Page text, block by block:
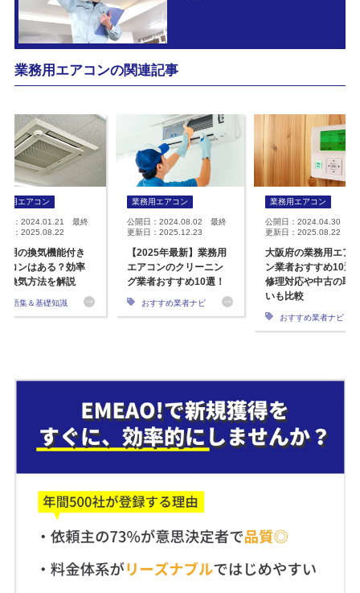
業務用エアコンの関連記事
務用エアコン
日：2024.01.21 最終
日：2025.08.22
用の換気機能付き
コンはある？効率
換気方法を解説
用語集＆基礎知識
業務用エアコン
公開日：2024.08.02 最終
更新日：2025.12.23
【2025年最新】業務用
エアコンのクリーニン
グ業者おすすめ10選！
おすすめ業者ナビ
業務用エアコン
公開日：2024.04.30 最
更新日：2025.08.22
大阪府の業務用エア
ン業者おすすめ10選
修理対応や中古の取
いも比較
おすすめ業者ナビ